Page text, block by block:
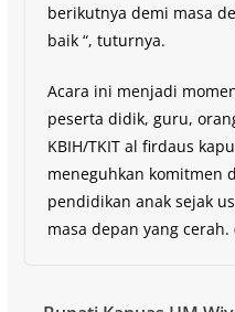
berikutnya demi masa
baik “, tuturnya.
Acara ini menjadi
peserta didik, guru,
KBIH/TKIT al firdaus
meneguhkan komitmen
pendidikan anak sejak
masa depan yang cerah.